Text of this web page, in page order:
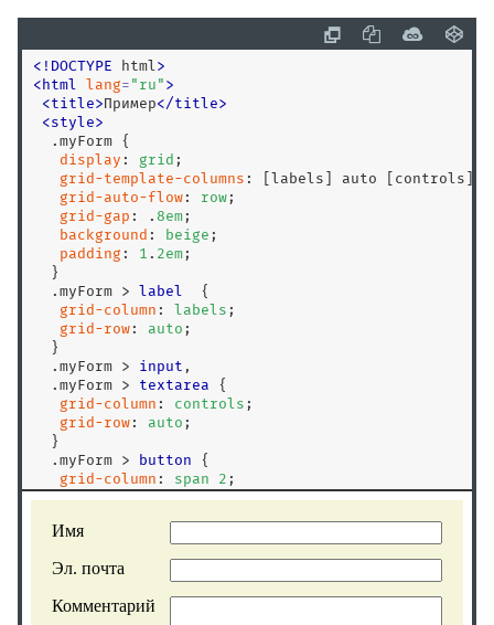
< ! DOCTYPE html >
<html lang= " ru " >
<title>Пример</title>
<style>
.myForm {
display : grid ;
grid-template-columns : [labels] auto [controls]
grid-auto-flow : row;
grid-gap : . 8em;
background : beige ;
padding : 1 . 2em;
  }
.myForm > label
  {
grid-column : labels ;
grid-row : auto ;
  }
.myForm > input ,
.myForm > textarea {
grid-column : controls ;
grid-row : auto ;
  }
.myForm > button {
grid-column : span 2 ;
  }
form
<input type
<input type=